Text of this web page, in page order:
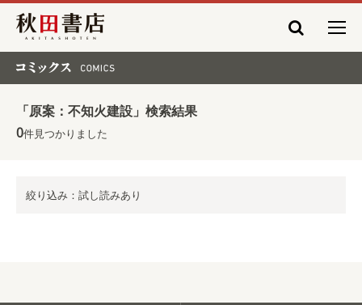
秋田書店
「原案：不知火建設」検索結果
0件見つかりました
絞り込み：試し読みあり